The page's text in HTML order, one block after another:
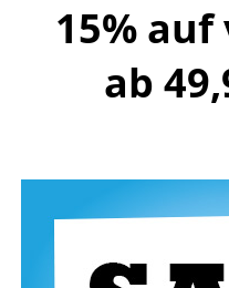
15%
ab